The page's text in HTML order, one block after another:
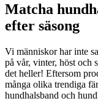
Matcha
efter säsong
Vi människor har inte
på vår, vinter, höst och
det heller! Eftersom
många olika trendiga
hundhalsband och